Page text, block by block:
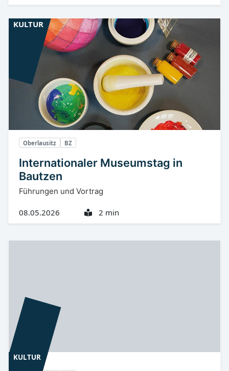
Oberlausitz BZ
Internationaler Museumstag in
Bautzen
Führungen und Vortrag
08.05.2026 2 min
KULTUR
KULTUR